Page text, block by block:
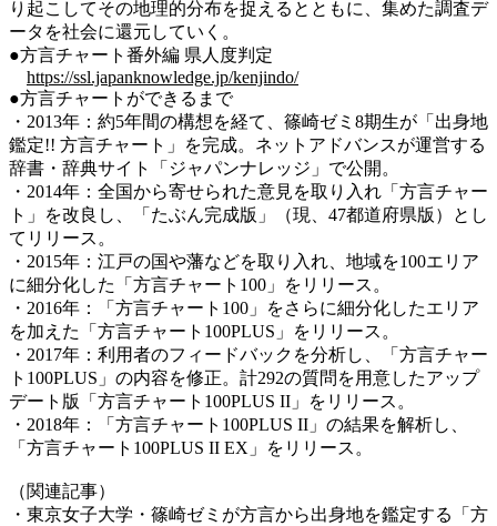
り起こしてその地理的分布を捉えるとともに、集めた調査デ
ータを社会に還元していく。
●方言チャート番外編 県人度判定
https://ssl.japanknowledge.jp/kenjindo/
●方言チャートができるまで
・2013年：約5年間の構想を経て、篠崎ゼミ8期生が「出身地
鑑定!! 方言チャート」を完成。ネットアドバンスが運営する
辞書・辞典サイト「ジャパンナレッジ」で公開。
・2014年：全国から寄せられた意見を取り入れ「方言チャー
ト」を改良し、「たぶん完成版」（現、47都道府県版）とし
てリリース。
・2015年：江戸の国や藩などを取り入れ、地域を100エリア
に細分化した「方言チャート100」をリリース。
・2016年：「方言チャート100」をさらに細分化したエリア
を加えた「方言チャート100PLUS」をリリース。
・2017年：利用者のフィードバックを分析し、「方言チャー
ト100PLUS」の内容を修正。計292の質問を用意したアップ
デート版「方言チャート100PLUS II」をリリース。
・2018年：「方言チャート100PLUS II」の結果を解析し、
「方言チャート100PLUS II EX」をリリース。
（関連記事）
・東京女子大学・篠崎ゼミが方言から出身地を鑑定する「方